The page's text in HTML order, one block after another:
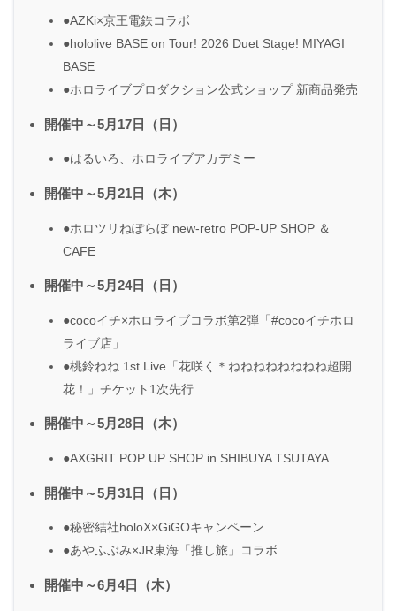
●AZKi×京王電鉄コラボ
●hololive BASE on Tour! 2026 Duet Stage! MIYAGI
BASE
●ホロライブプロダクション公式ショップ 新商品発売
開催中～5月17日（日）
●はるいろ、ホロライブアカデミー
開催中～5月21日（木）
●ホロツリねぽらぼ new-retro POP-UP SHOP ＆
CAFE
開催中～5月24日（日）
●cocoイチ×ホロライブコラボ第2弾「#cocoイチホロ
ライブ店」
●桃鈴ねね 1st Live「花咲く＊ねねねねねねねね超開
花！」チケット1次先行
開催中～5月28日（木）
●AXGRIT POP UP SHOP in SHIBUYA TSUTAYA
開催中～5月31日（日）
●秘密結社holoX×GiGOキャンペーン
●あやふぶみ×JR東海「推し旅」コラボ
開催中～6月4日（木）